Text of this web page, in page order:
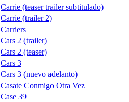
Carrie (teaser trailer subtitulado)
Carrie (trailer 2)
Carriers
Cars 2 (trailer)
Cars 2 (teaser)
Cars 3
Cars 3 (nuevo adelanto)
Casate Conmigo Otra Vez
Case 39